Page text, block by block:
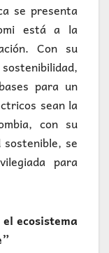
se presenta
está a la
Con su
para un
sean la
con su
se
para
ecosistema